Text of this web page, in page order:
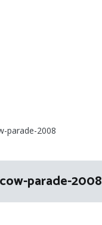
parade-2008
cow-parade-2008